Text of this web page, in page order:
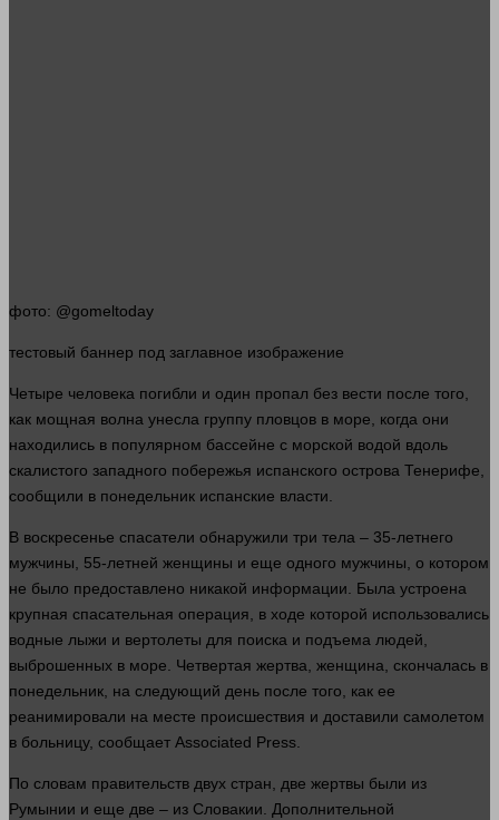
фото: @gomeltoday
тестовый баннер под заглавное изображение
Четыре человека погибли и один пропал без вести после того,
как мощная волна унесла группу пловцов в море, когда они
находились в популярном бассейне с морской водой вдоль
скалистого западного побережья испанского острова Тенерифе,
сообщили в понедельник испанские власти
В воскресенье спасатели обнаружили три тела – 35-летнего
мужчины, 55-летней женщины и еще одного мужчины, о котором
не было предоставлено никакой информации . Была устроена
крупная спасательная операция, в ходе которой использовались
водные лыжи и вертолеты для поиска и подъема людей
выброшенных в море. Четвертая жертва женщина , скончалась в
понедельник, на следующий день после того, как ее
реанимировали на месте происшествия и доставили самолетом
в больницу, сообщает Associated Press.
По словам правительств двух стран, две жертвы были из
Румынии и еще две – из Словакии. Дополнительной